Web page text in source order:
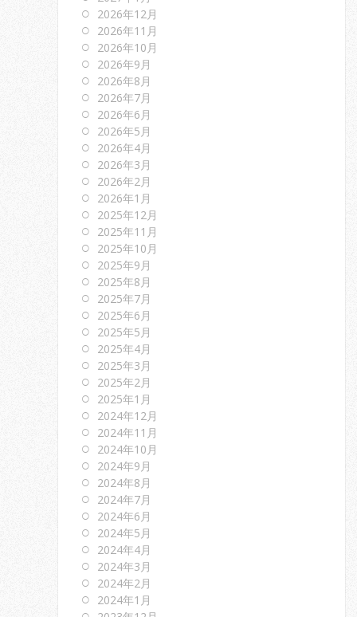
2026年12月
2026年11月
2026年10月
2026年9月
2026年8月
2026年7月
2026年6月
2026年5月
2026年4月
2026年3月
2026年2月
2026年1月
2025年12月
2025年11月
2025年10月
2025年9月
2025年8月
2025年7月
2025年6月
2025年5月
2025年4月
2025年3月
2025年2月
2025年1月
2024年12月
2024年11月
2024年10月
2024年9月
2024年8月
2024年7月
2024年6月
2024年5月
2024年4月
2024年3月
2024年2月
2024年1月